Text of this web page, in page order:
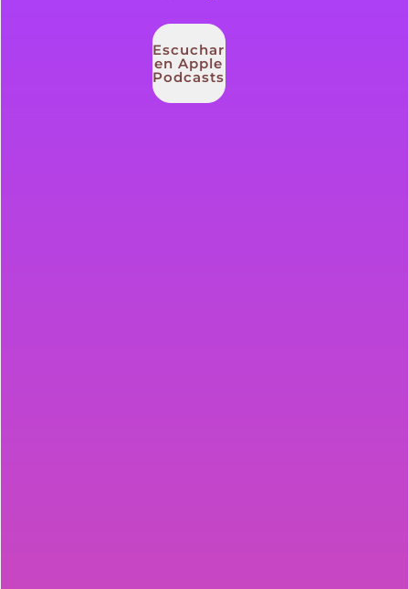
Escuchar
en Apple
Podcasts